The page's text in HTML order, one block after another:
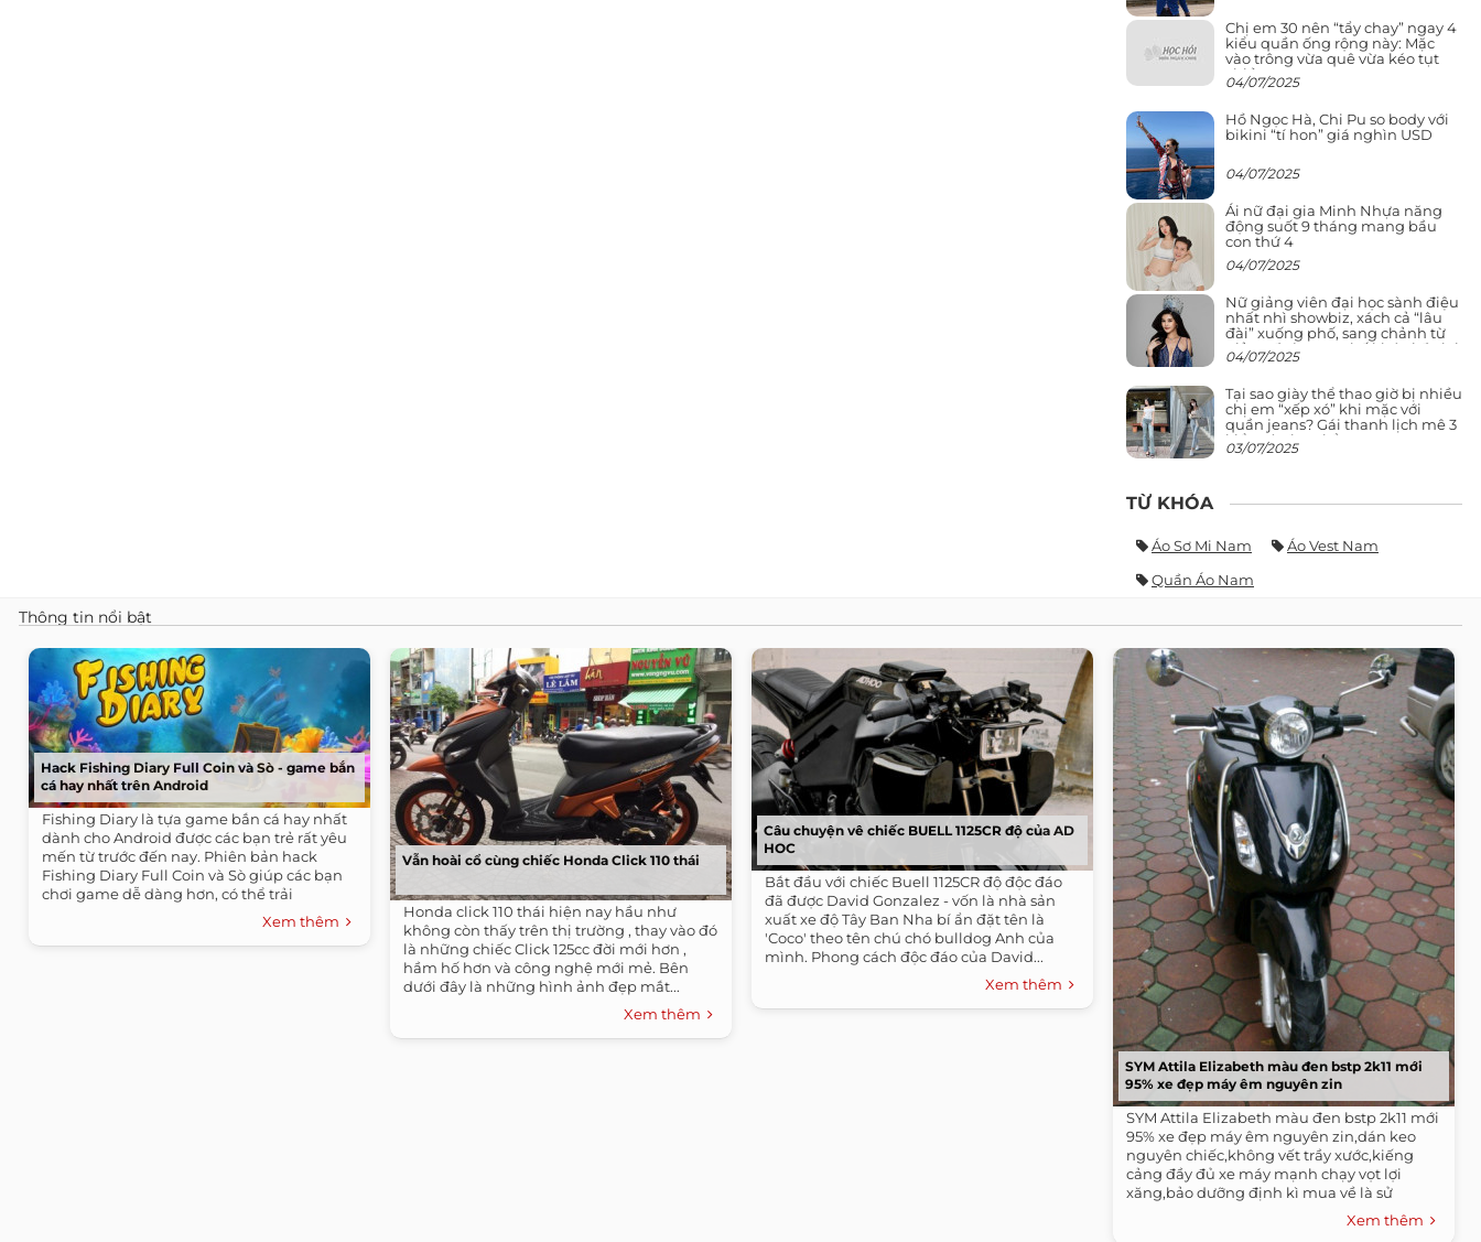
Chị em 30 nên “tẩy chay” ngay 4
kiểu quần ống rộng này: Mặc
vào trông vừa quê vừa kéo tụt
chiều cao
04/07/2025
Hồ Ngọc Hà, Chi Pu so body với
bikini “tí hon” giá nghìn USD
04/07/2025
Ái nữ đại gia Minh Nhựa năng
động suốt 9 tháng mang bầu
con thứ 4
04/07/2025
Nữ giảng viên đại học sành điệu
nhất nhì showbiz, xách cả “lâu
đài” xuống phố, sang chảnh từ
giảng đường ra phố khó ai đọ lại
04/07/2025
Tại sao giày thể thao giờ bị nhiều
chị em “xếp xó” khi mặc với
quần jeans? Gái thanh lịch mê 3
kiểu này hơn hẳn
03/07/2025
TỪ KHÓA
Áo Sơ Mi Nam
Áo Vest Nam
Quần Áo Nam
Thông tin nổi bật
Hack Fishing Diary Full Coin và Sò - game bắn
cá hay nhất trên Android
Fishing Diary là tựa game bắn cá hay nhất
dành cho Android được các bạn trẻ rất yêu
mến từ trước đến nay. Phiên bản hack
Fishing Diary Full Coin và Sò giúp các bạn
chơi game dễ dàng hơn, có thể trải
Xem thêm
Vẫn hoài cổ cùng chiếc Honda Click 110 thái
Honda click 110 thái hiện nay hầu như
không còn thấy trên thị trường , thay vào đó
là những chiếc Click 125cc đời mới hơn ,
hầm hố hơn và công nghệ mới mẻ. Bên
dưới đây là những hình ảnh đẹp mắt...
Xem thêm
Câu chuyện vê chiếc BUELL 1125CR độ của AD
HOC
Bắt đầu với chiếc Buell 1125CR độ độc đáo
đã được David Gonzalez - vốn là nhà sản
xuất xe độ Tây Ban Nha bí ẩn đặt tên là
'Coco' theo tên chú chó bulldog Anh của
mình. Phong cách độc đáo của David...
Xem thêm
SYM Attila Elizabeth màu đen bstp 2k11 mới
95% xe đẹp máy êm nguyên zin
SYM Attila Elizabeth màu đen bstp 2k11 mới
95% xe đẹp máy êm nguyên zin,dán keo
nguyên chiếc,không vết trầy xước,kiếng
cảng đầy đủ xe máy mạnh chạy vọt lợi
xăng,bảo dưỡng định kì mua về là sử
Xem thêm